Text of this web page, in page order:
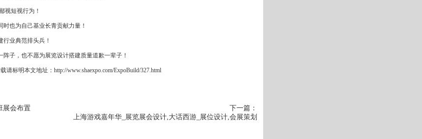
短视行为！
也为自己基业长青贡献力量！
业典范排头兵！
子，也不愿为展览设计搭建质量道歉一辈子！
请标明本文地址： http://www.shaexpo.com/ExpoBuild/327.html
展会布置
下一篇：
上海游戏嘉年华_展览展会设计,大话西游_展位设计,会展策划